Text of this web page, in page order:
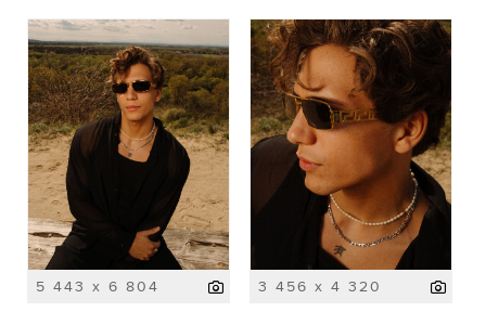
5 443 x 6 804 3 456 x 4 320